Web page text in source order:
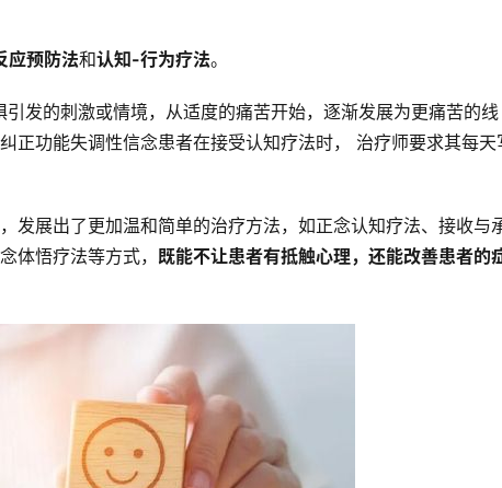
应预防法和认知-行为疗法。
发的刺激或情境，从适度的痛苦开始，逐渐发展为更痛苦的线
正功能失调性信念患者在接受认知疗法时， 治疗师要求其每天
发展出了更加温和简单的治疗方法，如正念认知疗法、接收与
体悟疗法等方式， 既能不让患者有抵触心理，还能改善患者的